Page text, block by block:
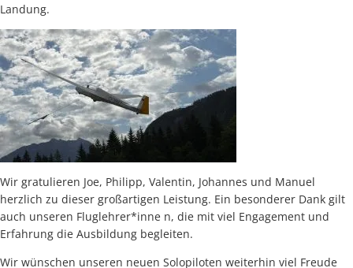
Landung.
Wir gratulieren Joe, Philipp, Valentin, Johannes und Manuel
herzlich zu dieser großartigen Leistung. Ein besonderer Dank gilt
auch unseren Fluglehrer*inne n, die mit viel Engagement und
Erfahrung die Ausbildung begleiten.
Wir wünschen unseren neuen Solopiloten weiterhin viel Freude